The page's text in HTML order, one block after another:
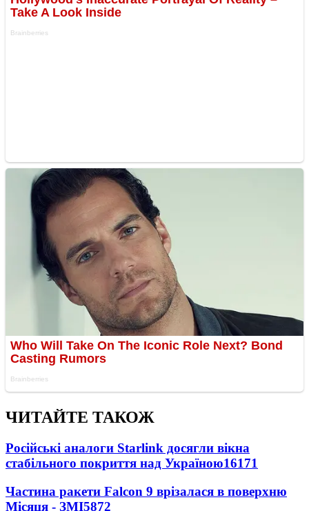
ЧИТАЙТЕ ТАКОЖ
Російські аналоги Starlink досягли вікна
стабільного покриття над Україною16171
Частина ракети Falcon 9 врізалася в поверхню
Місяця - ЗМІ5872